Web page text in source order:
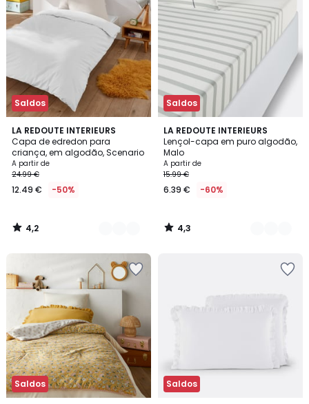
Saldos
LA REDOUTE INTERIEURS
Capa de edredon para
criança, em algodão, Scenario
A partir de
24.99 €
12.49 € -50%
4,2
/ 5
21
Cores
4,2
/
Saldos
LA REDOUTE INTERIEURS
Lençol-capa em puro algodão,
Malo
A partir de
15.99 €
6.39 € -60%
4,3
/ 5
3
Cores
4,3
/
Saldos Saldos